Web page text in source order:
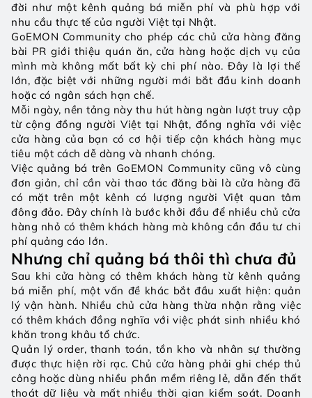
đời như một kênh quảng bá miễn phí và phù hợp với
nhu cầu thực tế của người Việt tại Nhật.
GoEMON Community cho phép các chủ cửa hàng đăng
bài PR giới thiệu quán ăn, cửa hàng hoặc dịch vụ của
mình mà không mất bất kỳ chi phí nào. Đây là lợi thế
lớn, đặc biệt với những người mới bắt đầu kinh doanh
hoặc có ngân sách hạn chế.
Mỗi ngày, nền tảng này thu hút hàng ngàn lượt truy cập
từ cộng đồng người Việt tại Nhật, đồng nghĩa với việc
cửa hàng của bạn có cơ hội tiếp cận khách hàng mục
tiêu một cách dễ dàng và nhanh chóng.
Việc quảng bá trên GoEMON Community cũng vô cùng
đơn giản, chỉ cần vài thao tác đăng bài là cửa hàng đã
có mặt trên một kênh có lượng người Việt quan tâm
đông đảo. Đây chính là bước khởi đầu để nhiều chủ cửa
hàng nhỏ có thêm khách hàng mà không cần đầu tư chi
phí quảng cáo lớn.
Nhưng chỉ quảng bá thôi thì chưa đủ
Sau khi cửa hàng có thêm khách hàng từ kênh quảng
bá miễn phí, một vấn đề khác bắt đầu xuất hiện: quản
lý vận hành. Nhiều chủ cửa hàng thừa nhận rằng việc
có thêm khách đồng nghĩa với việc phát sinh nhiều khó
khăn trong khâu tổ chức.
Quản lý order, thanh toán, tồn kho và nhân sự thường
được thực hiện rời rạc. Chủ cửa hàng phải ghi chép thủ
công hoặc dùng nhiều phần mềm riêng lẻ, dẫn đến thất
thoát dữ liệu và mất nhiều thời gian kiểm soát. Doanh